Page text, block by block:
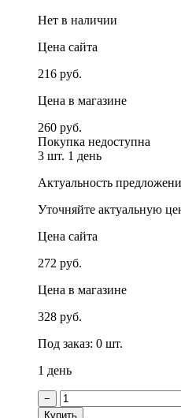
Нет в наличии
Цена сайта
216 руб.
Цена в магазине
260 руб.
Покупка недоступна
3 шт. 1 день
Актуальность
Уточняйте актуальную
Цена сайта
272 руб.
Цена в магазине
328 руб.
Под заказ: 0 шт.
1 день
−
Купить